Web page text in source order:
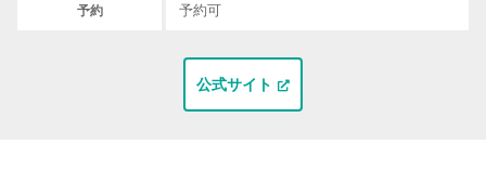
予約 予約可
公式サイト